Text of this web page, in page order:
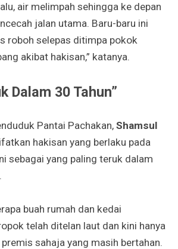
air melimpah sehingga ke depan
jalan utama. Baru-baru ini
roboh selepas ditimpa pokok
akibat hakisan,” katanya.
Dalam 30 Tahun”
Pantai Pachakan, Shamsul
hakisan yang berlaku pada
sebagai yang paling teruk dalam
buah rumah dan kedai
telah ditelan laut dan kini hanya
sahaja yang masih bertahan.